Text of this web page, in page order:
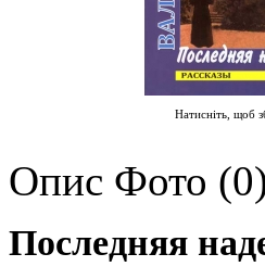
Натисніть, щоб
Опис Фото
Последняя